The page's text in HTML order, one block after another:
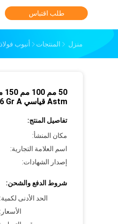
طلب اقتباس
منزل المنتجات أنبوب
Astm قياسي A106 Gr A
تفاصيل المنتج:
مكان المنشأ:
اسم العلامة التجارية:
إصدار الشهادات:
شروط الدفع والشحن:
الحد الأدنى لكمية:
الأسعار: